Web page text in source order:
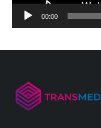
00:00